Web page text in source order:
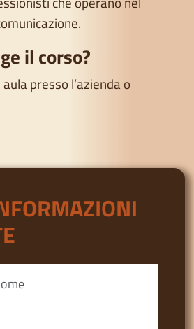
il corso?
presso l’azienda o